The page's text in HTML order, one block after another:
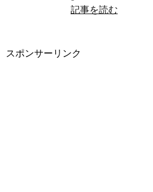
記事を読む
スポンサーリンク